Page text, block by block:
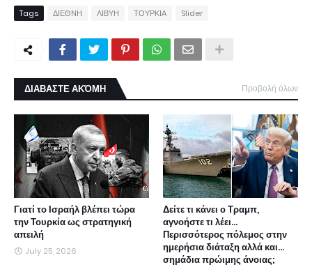
Tags ΔΙΕΘΝΗ ΛΙΒΥΗ ΤΟΥΡΚΙΑ Slider
ΔΙΑΒΑΣΤΕ ΑΚΌΜΗ Προβολή όλων
Γιατί το Ισραήλ βλέπει τώρα
την Τουρκία ως στρατηγική
απειλή
July 25, 2026
Δείτε τι κάνει ο Τραμπ,
αγνοήστε τι λέει...
Περισσότερος πόλεμος στην
ημερήσια διάταξη αλλά και...
σημάδια πρώιμης άνοιας;